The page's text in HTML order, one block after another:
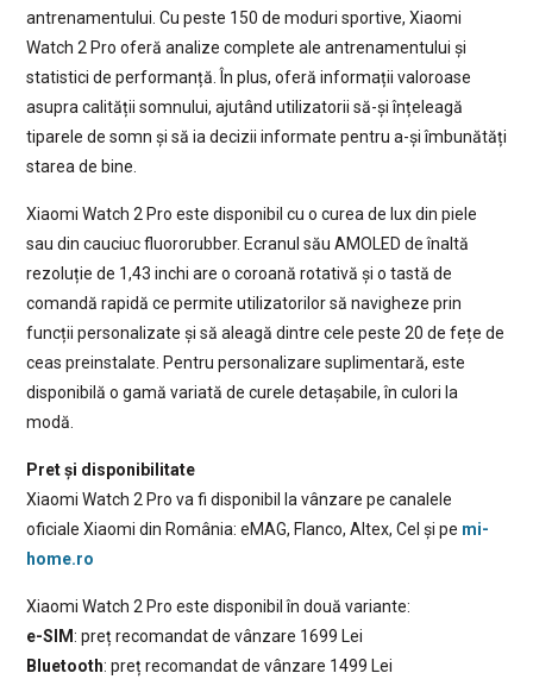
antrenamentului. Cu peste 150 de moduri sportive, Xiaomi
Watch 2 Pro oferă analize complete ale antrenamentului și
statistici de performanță. În plus, oferă informații valoroase
asupra calității somnului, ajutând utilizatorii să-și înțeleagă
tiparele de somn și să ia decizii informate pentru a-și îmbunătăți
starea de bine.
Xiaomi Watch 2 Pro este disponibil cu o curea de lux din piele
sau din cauciuc fluororubber. Ecranul său AMOLED de înaltă
rezoluție de 1,43 inchi are o coroană rotativă și o tastă de
comandă rapidă ce permite utilizatorilor să navigheze prin
funcții personalizate și să aleagă dintre cele peste 20 de fețe de
ceas preinstalate. Pentru personalizare suplimentară, este
disponibilă o gamă variată de curele detașabile, în culori la
modă.
Pret și disponibilitate
Xiaomi Watch 2 Pro va fi disponibil la vânzare pe canalele
oficiale Xiaomi din România: eMAG, Flanco, Altex, Cel și pe mi-
home.ro
Xiaomi Watch 2 Pro este disponibil în două variante:
e-SIM: preț recomandat de vânzare 1699 Lei
Bluetooth: preț recomandat de vânzare 1499 Lei